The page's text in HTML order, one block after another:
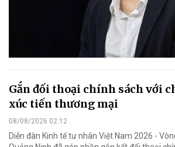
Gắn đối thoại chính sách với
xúc tiến thương mại
08/08/2026 02:12
Diễn đàn Kinh tế tư nhân Việt Nam 2026 -